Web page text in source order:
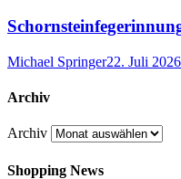
Michael Springer22. Juli 2026
Archiv
Archiv
Shopping News